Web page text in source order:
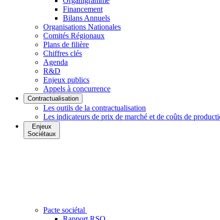
Financement
Bilans Annuels
Organisations Nationales
Comités Régionaux
Plans de filière
Chiffres clés
Agenda
R&D
Enjeux publics
Appels à concurrence
Contractualisation
Les outils de la contractualisation
Les indicateurs de prix de marché et de coûts de
Enjeux
Sociétaux
Pacte sociétal